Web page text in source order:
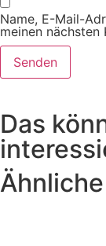
Name, E-Mail-
meinen nächsten
Das